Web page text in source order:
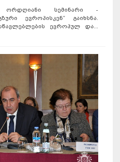
ორდღიანი სემინარი -
ევროპისკენ“ გაიხსნა.
ევროპულ და...